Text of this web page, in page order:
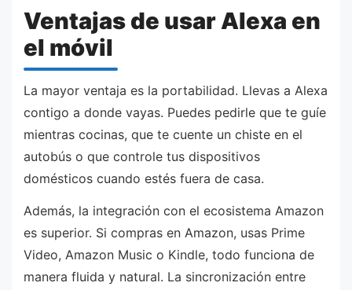
Ventajas de usar Alexa en
el móvil
La mayor ventaja es la portabilidad. Llevas a Alexa
contigo a donde vayas. Puedes pedirle que te guíe
mientras cocinas, que te cuente un chiste en el
autobús o que controle tus dispositivos
domésticos cuando estés fuera de casa.
Además, la integración con el ecosistema Amazon
es superior. Si compras en Amazon, usas Prime
Video, Amazon Music o Kindle, todo funciona de
manera fluida y natural. La sincronización entre